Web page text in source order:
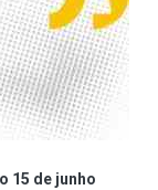
15 de junho